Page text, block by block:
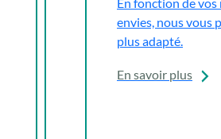
envies, nous vous
plus adapté.
En savoir plus